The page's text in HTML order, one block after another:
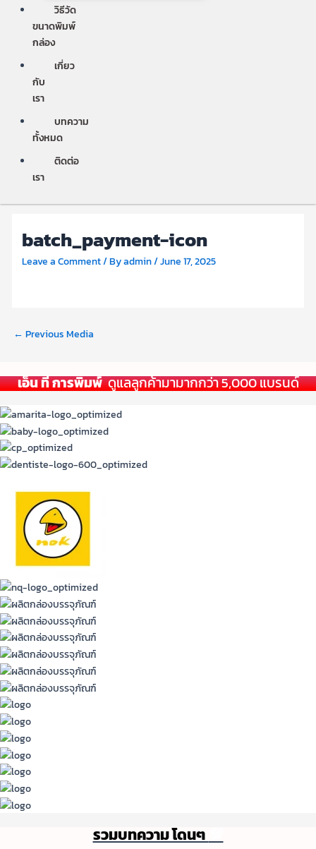
วิธีวัด
ขนาดพิมพ์
กล่อง
เกี่ยว
กับ
เรา
บทความ
ทั้งหมด
ติดต่อ
เรา
batch_payment-icon
Leave a Comment/ Byadmin/June 17, 2025
← Previous Media
เอ็น ที การพิมพ์ดูแลลูกค้ามามากกว่า 5,000 แบรนด์
รวมบทความ โดนๆ